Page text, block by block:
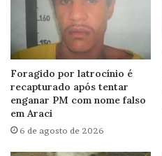
Foragido por latrocínio é
recapturado após tentar
enganar PM com nome falso
em Araci
6 de agosto de 2026